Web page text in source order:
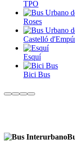
TPO
Roses
Castelló
Esquí
Bici Bus